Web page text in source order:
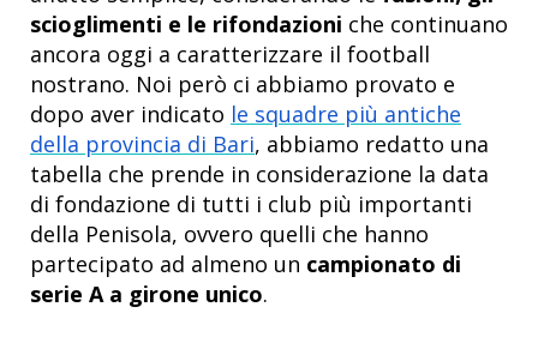
scioglimenti e le rifondazioni che continuano
ancora oggi a caratterizzare il football
nostrano. Noi però ci abbiamo provato e
dopo aver indicato le squadre più antiche
della provincia di Bari, abbiamo redatto una
tabella che prende in considerazione la data
di fondazione di tutti i club più importanti
della Penisola, ovvero quelli che hanno
partecipato ad almeno un campionato di
serie A a girone unico.